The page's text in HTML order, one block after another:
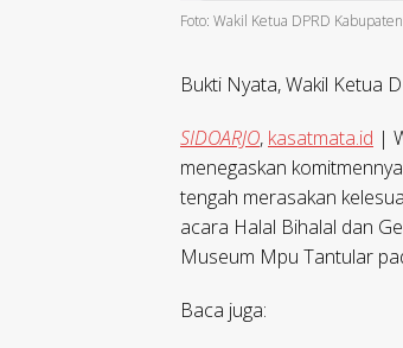
Foto: Wakil Ketua DPRD
Bukti Nyata, Wakil Ketua
SIDOARJO, kasatmata.id |
menegaskan
tengah merasakan
acara Halal Bihalal dan
Museum Mpu Tantular
Baca juga: